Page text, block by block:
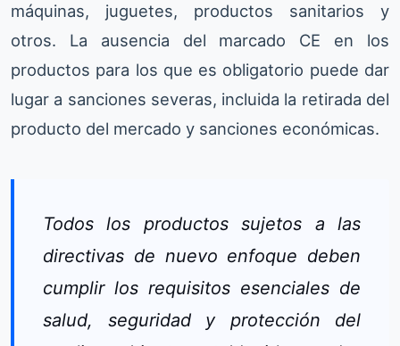
máquinas, juguetes, productos sanitarios y
otros. La ausencia del marcado CE en los
productos para los que es obligatorio puede dar
lugar a sanciones severas, incluida la retirada del
producto del mercado y sanciones económicas.
Todos los productos sujetos a las
directivas de nuevo enfoque deben
cumplir los requisitos esenciales de
salud, seguridad y protección del